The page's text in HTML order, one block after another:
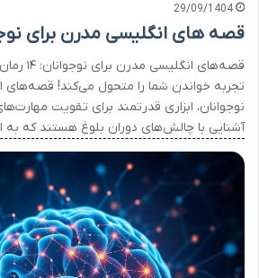
29/09/1404
قصه های انگلیسی مدرن برای
قصه‌های
تجربه خواندن شما را متحول می‌کند! قصه‌های
نوجوانان، ابزاری قدرتمند برای تقویت
آشنایی با چالش‌های دوران بلوغ هستند که به